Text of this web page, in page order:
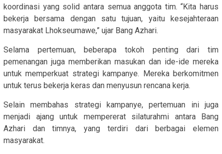
koordinasi yang solid antara semua anggota tim. “Kita harus
bekerja bersama dengan satu tujuan, yaitu kesejahteraan
masyarakat Lhokseumawe,” ujar Bang Azhari.
Selama pertemuan, beberapa tokoh penting dari tim
pemenangan juga memberikan masukan dan ide-ide mereka
untuk memperkuat strategi kampanye. Mereka berkomitmen
untuk terus bekerja keras dan menyusun rencana kerja.
Selain membahas strategi kampanye, pertemuan ini juga
menjadi ajang untuk mempererat silaturahmi antara Bang
Azhari dan timnya, yang terdiri dari berbagai elemen
masyarakat.